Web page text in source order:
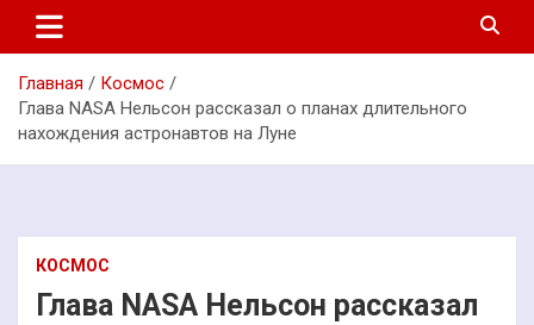
Главная
Космос
Глава NASA Нельсон рассказал о планах длительного
нахождения астронавтов на Луне
КОСМОС
Глава NASA Нельсон рассказал